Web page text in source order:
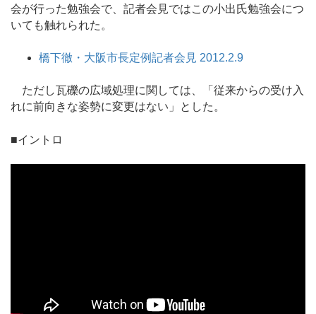
会が行った勉強会で、記者会見ではこの小出氏勉強会につ
いても触れられた。
橋下徹・大阪市長定例記者会見 2012.2.9
ただし瓦礫の広域処理に関しては、「従来からの受け入
れに前向きな姿勢に変更はない」とした。
■イントロ